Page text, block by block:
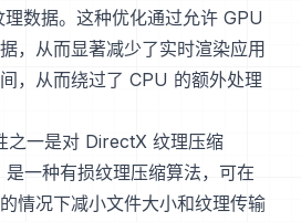
数据。这种优化通过允许 GPU
，从而显著减少了实时渲染应用
，从而绕过了 CPU 的额外处理
之一是对 DirectX 纹理压缩
一种有损纹理压缩算法，可在
情况下减小文件大小和纹理传输